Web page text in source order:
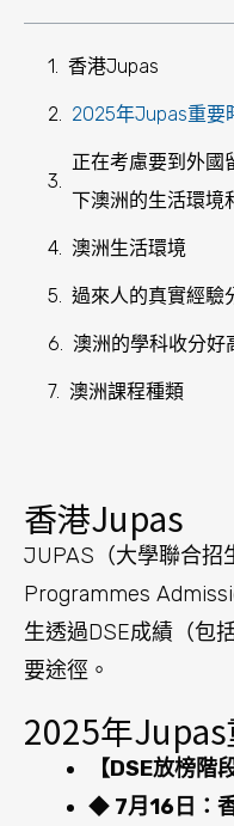
香港Jupas
2025年Jupas重要
正在考慮要到外國
下澳洲的生活環境
澳洲生活環境
過來人的真實經驗
澳洲的學科收分好
澳洲課程種類
香港Jupas
JUPAS（大學聯合
Programmes
生透過DSE成績（包
要途徑。
2025年
【DSE放榜階段
◆ 7月16日：